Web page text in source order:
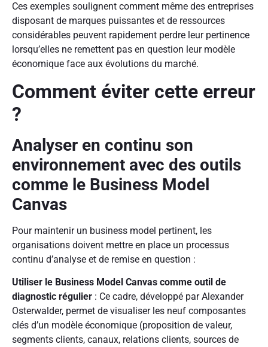
Ces exemples soulignent comment même des entreprises
disposant de marques puissantes et de ressources
considérables peuvent rapidement perdre leur pertinence
lorsqu’elles ne remettent pas en question leur modèle
économique face aux évolutions du marché.
Comment éviter cette erreur
?
Analyser en continu son
environnement avec des outils
comme le Business Model
Canvas
Pour maintenir un business model pertinent, les
organisations doivent mettre en place un processus
continu d’analyse et de remise en question :
Utiliser le Business Model Canvas comme outil de
diagnostic régulier : Ce cadre, développé par Alexander
Osterwalder, permet de visualiser les neuf composantes
clés d’un modèle économique (proposition de valeur,
segments clients, canaux, relations clients, sources de